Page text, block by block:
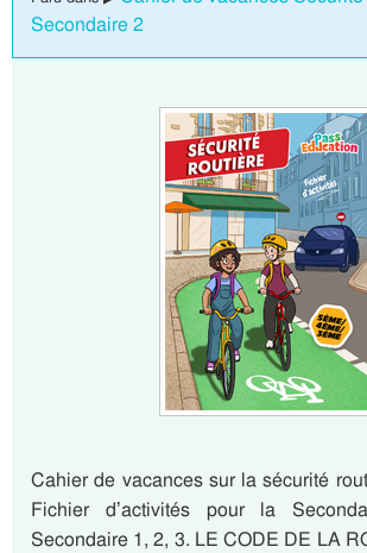
Secondaire 2
Cahier de vacances sur la sécurité
Fichier d’activités pour la
Secondaire 1, 2, 3. LE CODE DE LA